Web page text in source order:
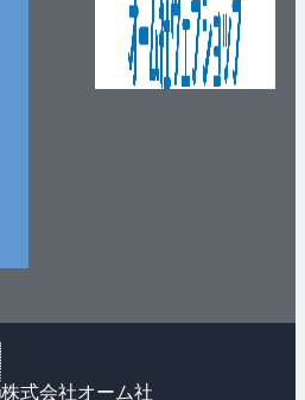
株式会社オーム社